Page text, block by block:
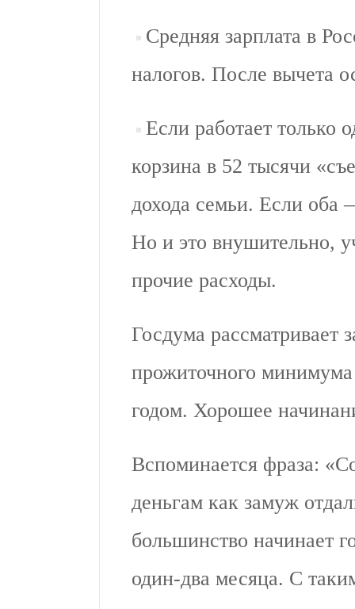
Средняя зарплата в
налогов. После вычета
Если работает только
корзина в 52 тысячи
дохода семьи. Если оба
Но и это внушительно,
прочие расходы.
Госдума рассматривает
прожиточного
годом. Хорошее
Вспоминается фраза:
деньгам как замуж
большинство начинает
один-два месяца. С